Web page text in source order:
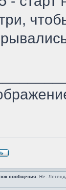
сообщения: Re: